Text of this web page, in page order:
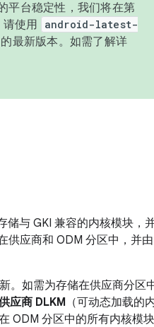
平台稳定性，我们将在第
使用
android-latest-
最新版本。如需了解详
储与 GKI 兼容的内核模块，
供应商和 ODM 分区中，并由
。如需为存储在供应商分区
应商 DLKM （可动态加载的
ODM 分区中的所有内核模块